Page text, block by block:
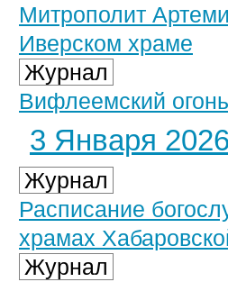
Митрополит
Иверском храме
Журнал
Вифлеемский
3 Января 2026
Журнал
Расписание
храмах
Журнал